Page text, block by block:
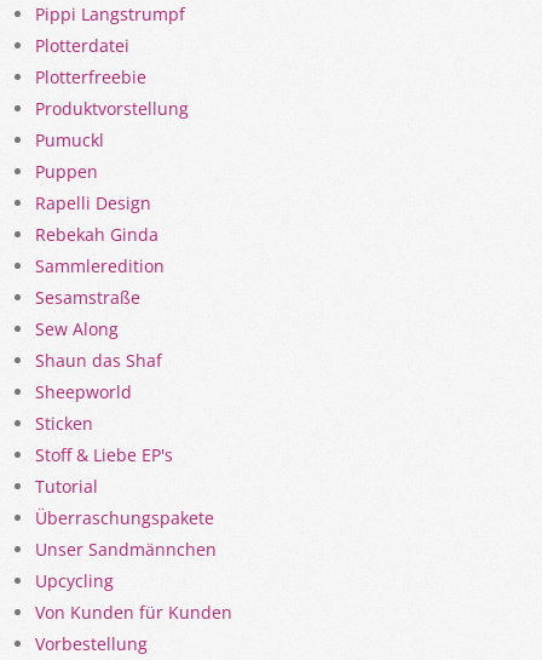
Pippi Langstrumpf
Plotterdatei
Plotterfreebie
Produktvorstellung
Pumuckl
Puppen
Rapelli Design
Rebekah Ginda
Sammleredition
Sesamstraße
Sew Along
Shaun das Shaf
Sheepworld
Sticken
Stoff & Liebe EP's
Tutorial
Überraschungspakete
Unser Sandmännchen
Upcycling
Von Kunden für Kunden
Vorbestellung